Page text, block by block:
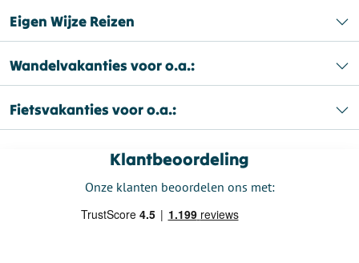
Eigen Wijze Reizen
Wandelvakanties voor o.a.:
Fietsvakanties voor o.a.:
Klantbeoordeling
Onze klanten beoordelen ons met: